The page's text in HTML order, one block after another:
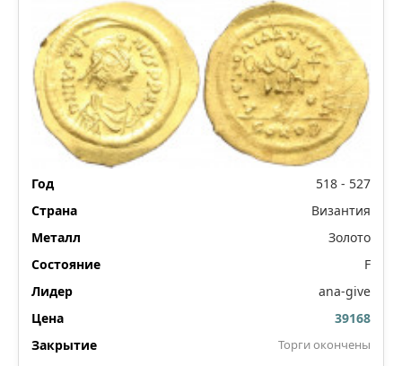
518 - 527
Византия
Золото
F
ana-give
39168
Торги окончены